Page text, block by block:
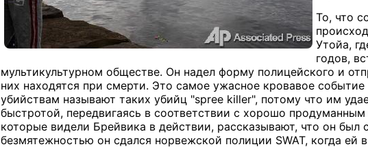
То, что
Утойа,
годов,
мультикультурном обществе. Он надел форму полицейского и
них находятся при смерти. Это самое ужасное кровавое
убийствам называют таких убийц "spree killer", потому что им
быстротой, передвигаясь в соответствии с хорошо
которые видели Брейвика в действии, рассказывают, что он
безмятежностью он сдался норвежской полиции SWAT, когда ей